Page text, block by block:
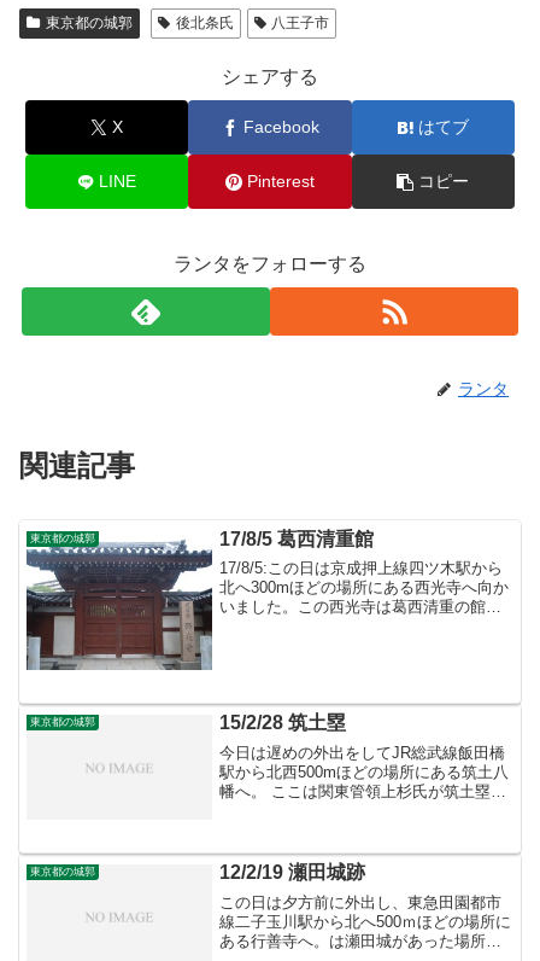
東京都の城郭 後北条氏 八王子市
シェアする
X Facebook はてブ
LINE Pinterest コピー
ランタをフォローする
ランタ
関連記事
東京都の城郭 17/8/5 葛西清重館
17/8/5:この日は京成押上線四ツ木駅から
北へ300mほどの場所にある西光寺へ向か
いました。この西光寺は葛西清重の館が
東京都の城郭 15/2/28 筑土塁
今日は遅めの外出をしてJR総武線飯田橋
駅から北西500mほどの場所にある筑土八
幡へ。 ここは関東管領上杉氏が筑土塁の
部と言う事もあり...
東京都の城郭 12/2/19 瀬田城跡
この日は夕方前に外出し、東急田園都市
線二子玉川駅から北へ500ｍほどの場所に
ある行善寺へ。は瀬田城があった場所と